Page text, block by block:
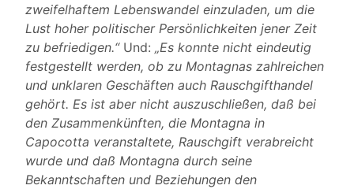
zweifelhaftem Lebenswandel einzuladen, um die
Lust hoher politischer Persönlichkeiten jener Zeit
zu befriedigen.“Und: „Es konnte nicht eindeutig
festgestellt werden, ob zu Montagnas zahlreichen
und unklaren Geschäften auch Rauschgifthandel
gehört. Es ist aber nicht auszuschließen, daß bei
den Zusammenkünften, die Montagna in
Capocotta veranstaltete, Rauschgift verabreicht
wurde und daß Montagna durch seine
Bekanntschaften und Beziehungen den